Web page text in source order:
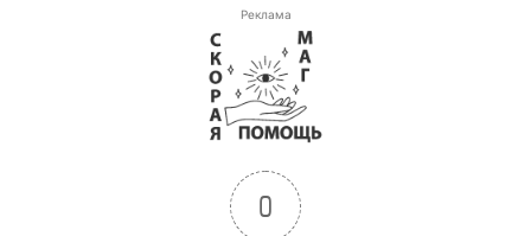
Реклама
0